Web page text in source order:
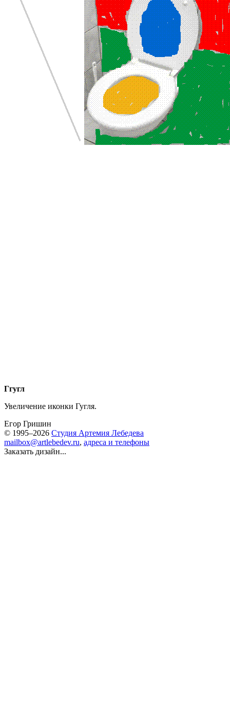
Ггугл
Увеличение иконки Гугля.
Егор Гришин
© 1995–2026 Студия Артемия Лебедева
mailbox@artlebedev.ru, адреса и телефоны
Заказать дизайн...